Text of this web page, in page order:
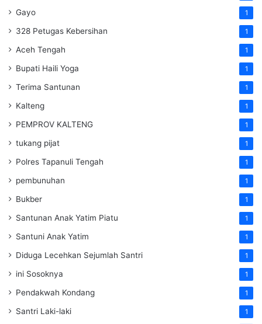
Gayo 1
328 Petugas Kebersihan 1
Aceh Tengah 1
Bupati Haili Yoga 1
Terima Santunan 1
Kalteng 1
PEMPROV KALTENG 1
tukang pijat 1
Polres Tapanuli Tengah 1
pembunuhan 1
Bukber 1
Santunan Anak Yatim Piatu 1
Santuni Anak Yatim 1
Diduga Lecehkan Sejumlah Santri 1
ini Sosoknya 1
Pendakwah Kondang 1
Santri Laki-laki 1